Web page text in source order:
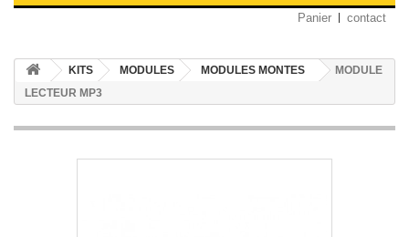
Panier contact
KITS MODULES MODULES MONTES
MODULE
LECTEUR MP3